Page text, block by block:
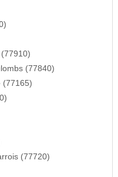
(77840)
(77165)
(77720)